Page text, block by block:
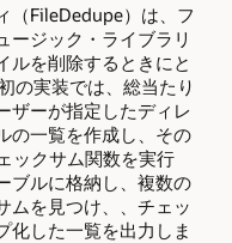
（FileDedupe）は、フ
ージック・ライブラリ
ルを削除するときにと
の実装では、総当たり
ザーが指定したディレ
の一覧を作成し、その
ックサム関数を実行
ブルに格納し、複数の
ムを見つけ、、チェッ
化した一覧を出力しま